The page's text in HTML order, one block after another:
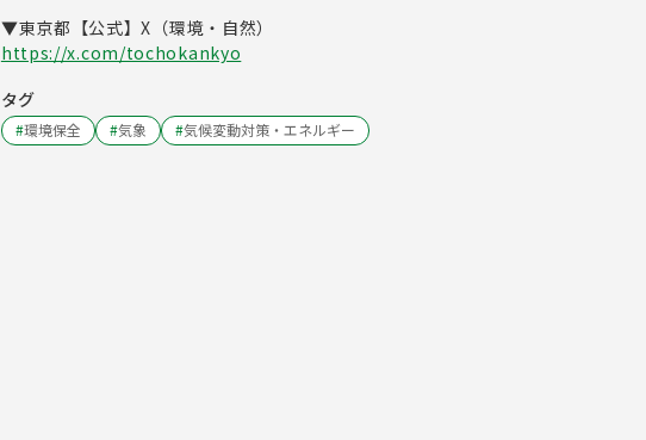
▼東京都【公式】X（環境・自然）
https://x.com/tochokankyo
タグ
#環境保全 #気象 #気候変動対策・エネルギー